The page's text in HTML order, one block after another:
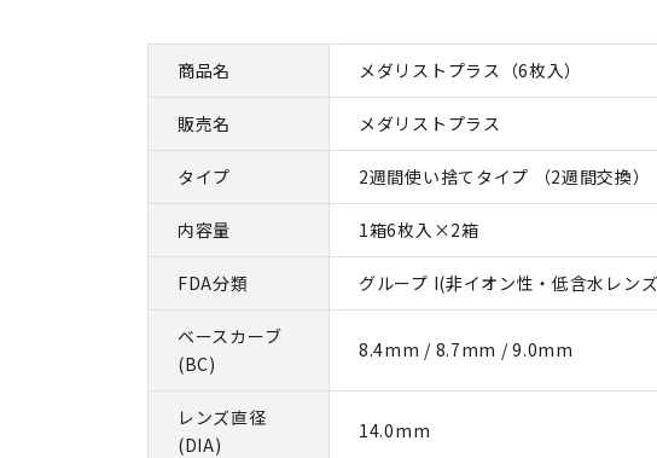
商品名 メダリストプラス（6枚入）
販売名 メダリストプラス
タイプ 2週間使い捨てタイプ （2週間交換）
内容量 1箱6枚入×2箱
FDA分類 グループ I(非イオン性・低含水レン
ベースカーブ
(BC)
8.4mm / 8.7mm / 9.0mm
レンズ直径
(DIA)
14.0mm